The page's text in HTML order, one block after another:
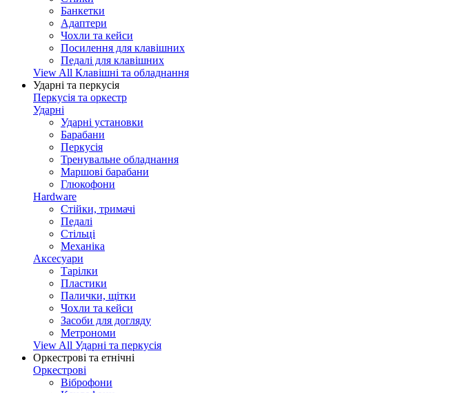
Банкетки
Адаптери
Чохли та кейси
Посилення для клавішних
Педалі для клавішних
View All Клавішні та обладнання
Ударні та перкусія
Перкусія та оркестр
Ударні
Ударні установки
Барабани
Перкусія
Тренувальне обладнання
Маршові барабани
Глюкофони
Hardware
Стійки, тримачі
Педалі
Стільці
Механіка
Аксесуари
Тарілки
Пластики
Палички, щітки
Чохли та кейси
Засоби для догляду
Метрономи
View All Ударні та перкусія
Оркестрові та етнічні
Оркестрові
Віброфони